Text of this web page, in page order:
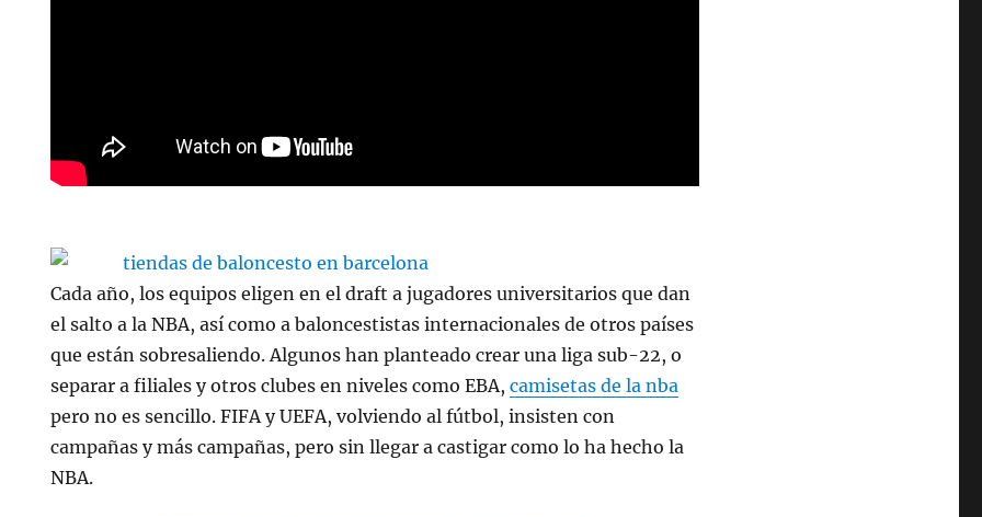
Cada año, los equipos eligen en el draft a jugadores universitarios que dan
el salto a la NBA, así como a baloncestistas internacionales de otros países
que están sobresaliendo. Algunos han planteado crear una liga sub-22, o
separar a filiales y otros clubes en niveles como EBA,camisetas de la nba
pero no es sencillo. FIFA y UEFA, volviendo al fútbol, insisten con
campañas y más campañas, pero sin llegar a castigar como lo ha hecho la
NBA.